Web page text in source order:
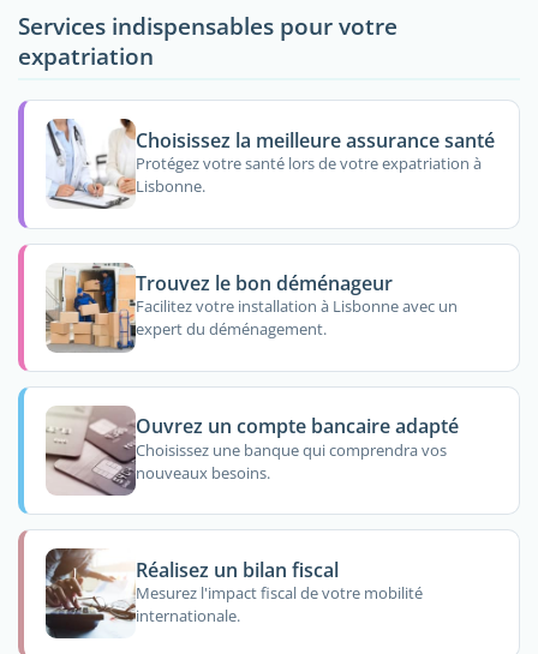
Services indispensables pour votre
expatriation
Choisissez la meilleure assurance santé
Protégez votre santé lors de votre expatriation à
Lisbonne.
Trouvez le bon déménageur
Facilitez votre installation à Lisbonne avec un
expert du déménagement.
Ouvrez un compte bancaire adapté
Choisissez une banque qui comprendra vos
nouveaux besoins.
Réalisez un bilan fiscal
Mesurez l'impact fiscal de votre mobilité
internationale.